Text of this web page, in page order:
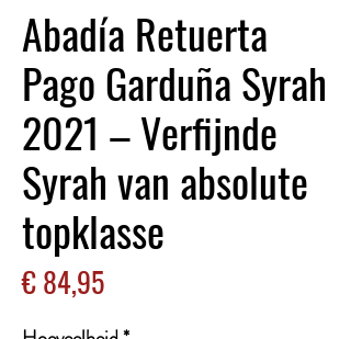
Abadía Retuerta
Pago Garduña Syrah
2021 – Verfijnde
Syrah van absolute
topklasse
€ 84,95Prijs